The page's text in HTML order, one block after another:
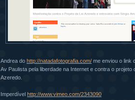
Andrea do http://natadafotografia.com/ me enviou o link
Av Paulista pela liberdade na Internet e contra o projeto
Azeredo.
Imperdível http://www.vimeo.com/2343090